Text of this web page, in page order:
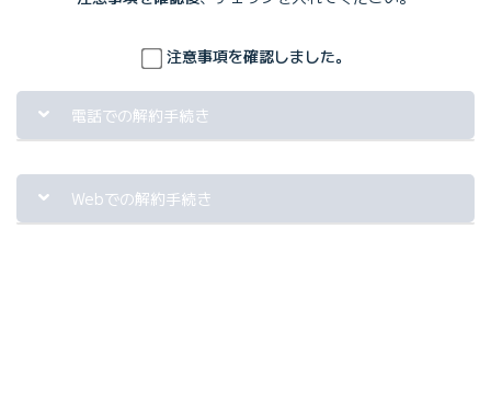
注意事項を確認しました。
電話での解約手続き
限ります。
Webでの解約手続き